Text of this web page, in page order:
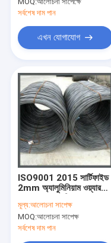
পণ্য
VR প্রদর্শন
আমাদের সম্পর্কে
কারখানা ভ্রমণ
মান নিয়ন্ত্রণ
সর্বশেষ দাম পান
এখন যোগাযোগ
ISO9001 2015 সার্টিফাইড
2mm অ্যালুমিনিয়াম ওয়্যার
মূল্য:আলোচনা সাপেক্ষ
MOQ:আলোচনা সাপেক্ষ
সর্বশেষ দাম পান